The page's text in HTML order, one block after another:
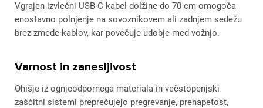
Vgrajen izvlečni USB-C kabel dolžine do 70 cm omogoča
enostavno polnjenje na sovoznikovem ali zadnjem sedežu
brez zmede kablov, kar povečuje udobje med vožnjo.
Varnost in zanesljivost
Ohišje iz ognjeodpornega materiala in večstopenjski
zaščitni sistemi preprečujejo pregrevanje, prenapetost,